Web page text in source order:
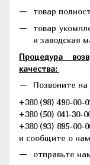
товар
товар
и заводская
Процедура
качества:
Позвоните
+380 (98) 490-00-
+380 (50) 041-30-
+380 (93) 895-00-
и сообщите о
отправьте